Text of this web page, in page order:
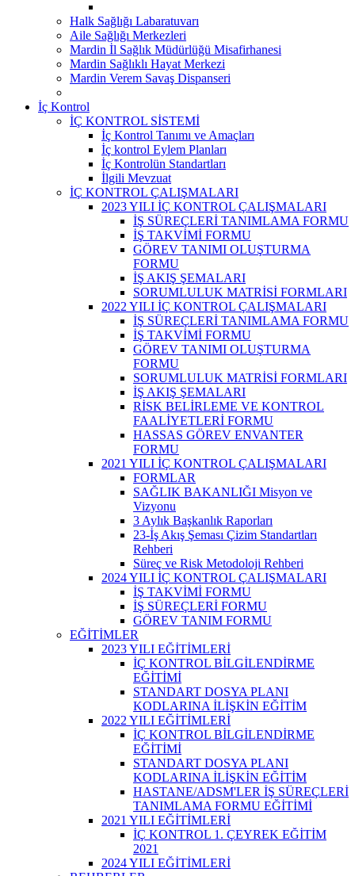
Halk Sağlığı Labaratuvarı
Aile Sağlığı Merkezleri
Mardin İl Sağlık Müdürlüğü Misafirhanesi
Mardin Sağlıklı Hayat Merkezi
Mardin Verem Savaş Dispanseri
İç Kontrol
İÇ KONTROL SİSTEMİ
İç Kontrol Tanımı ve Amaçları
İç kontrol Eylem Planları
İç Kontrolün Standartları
İlgili Mevzuat
İÇ KONTROL ÇALIŞMALARI
2023 YILI İÇ KONTROL ÇALIŞMALARI
İŞ SÜREÇLERİ TANIMLAMA FORMU
İŞ TAKVİMİ FORMU
GÖREV TANIMI OLUŞTURMA
FORMU
İŞ AKIŞ ŞEMALARI
SORUMLULUK MATRİSİ FORMLARI
2022 YILI İÇ KONTROL ÇALIŞMALARI
İŞ SÜREÇLERİ TANIMLAMA FORMU
İŞ TAKVİMİ FORMU
GÖREV TANIMI OLUŞTURMA
FORMU
SORUMLULUK MATRİSİ FORMLARI
İŞ AKIŞ ŞEMALARI
RİSK BELİRLEME VE KONTROL
FAALİYETLERİ FORMU
HASSAS GÖREV ENVANTER
FORMU
2021 YILI İÇ KONTROL ÇALIŞMALARI
FORMLAR
SAĞLIK BAKANLIĞI Misyon ve
Vizyonu
3 Aylık Başkanlık Raporları
23-İş Akış Şeması Çizim Standartları
Rehberi
Süreç ve Risk Metodoloji Rehberi
2024 YILI İÇ KONTROL ÇALIŞMALARI
İŞ TAKVİMİ FORMU
İŞ SÜREÇLERİ FORMU
GÖREV TANIM FORMU
EĞİTİMLER
2023 YILI EĞİTİMLERİ
İÇ KONTROL BİLGİLENDİRME
EĞİTİMİ
STANDART DOSYA PLANI
KODLARINA İLİŞKİN EĞİTİM
2022 YILI EĞİTİMLERİ
İÇ KONTROL BİLGİLENDİRME
EĞİTİMİ
STANDART DOSYA PLANI
KODLARINA İLİŞKİN EĞİTİM
HASTANE/ADSM'LER İŞ SÜREÇLERİ
TANIMLAMA FORMU EĞİTİMİ
2021 YILI EĞİTİMLERİ
İÇ KONTROL 1. ÇEYREK EĞİTİM
2021
2024 YILI EĞİTİMLERİ